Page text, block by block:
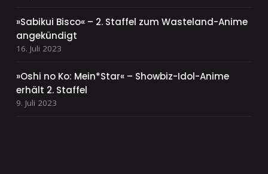
»Sabikui Bisco« – 2. Staffel zum Wasteland-Anime
angekündigt
16. Juli 2023
»Oshi no Ko: Mein*Star« – Showbiz-Idol-Anime
erhält 2. Staffel
9. Juli 2023